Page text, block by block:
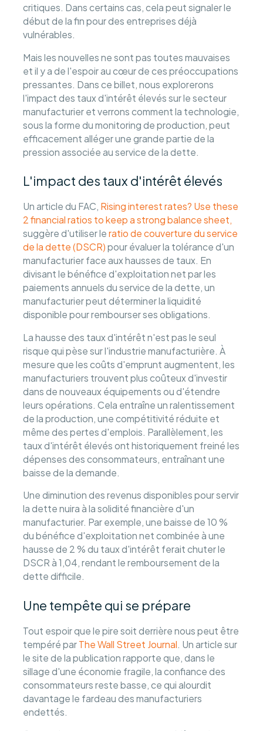
critiques. Dans certains cas, cela peut signaler le
début de la fin pour des entreprises déjà
vulnérables.
Mais les nouvelles ne sont pas toutes mauvaises
et il y a de l'espoir au cœur de ces préoccupations
pressantes. Dans ce billet, nous explorerons
l'impact des taux d'intérêt élevés sur le secteur
manufacturier et verrons comment la technologie,
sous la forme du monitoring de production, peut
efficacement alléger une grande partie de la
pression associée au service de la dette.
L'impact des taux d'intérêt élevés
Un article du FAC, Rising interest rates? Use these
2 financial ratios to keep a strong balance sheet,
suggère d'utiliser leratio de couverture du service
de la dette (DSCR) pour évaluer la tolérance d'un
manufacturier face aux hausses de taux. En
divisant le bénéfice d'exploitation net par les
paiements annuels du service de la dette, un
manufacturier peut déterminer la liquidité
disponible pour rembourser ses obligations.
La hausse des taux d'intérêt n'est pas le seul
risque qui pèse sur l'industrie manufacturière. À
mesure que les coûts d'emprunt augmentent, les
manufacturiers trouvent plus coûteux d'investir
dans de nouveaux équipements ou d'étendre
leurs opérations. Cela entraîne un ralentissement
de la production, une compétitivité réduite et
même des pertes d'emplois. Parallèlement, les
taux d'intérêt élevés ont historiquement freiné les
dépenses des consommateurs, entraînant une
baisse de la demande.
Une diminution des revenus disponibles pour servir
la dette nuira à la solidité financière d'un
manufacturier. Par exemple, une baisse de 10 %
du bénéfice d'exploitation net combinée à une
hausse de 2 % du taux d'intérêt ferait chuter le
DSCR à 1,04, rendant le remboursement de la
dette difficile.
Une tempête qui se prépare
Tout espoir que le pire soit derrière nous peut être
tempéré par The Wall Street Journal . Un article sur
le site de la publication rapporte que, dans le
sillage d'une économie fragile, la confiance des
consommateurs reste basse, ce qui alourdit
davantage le fardeau des manufacturiers
endettés.